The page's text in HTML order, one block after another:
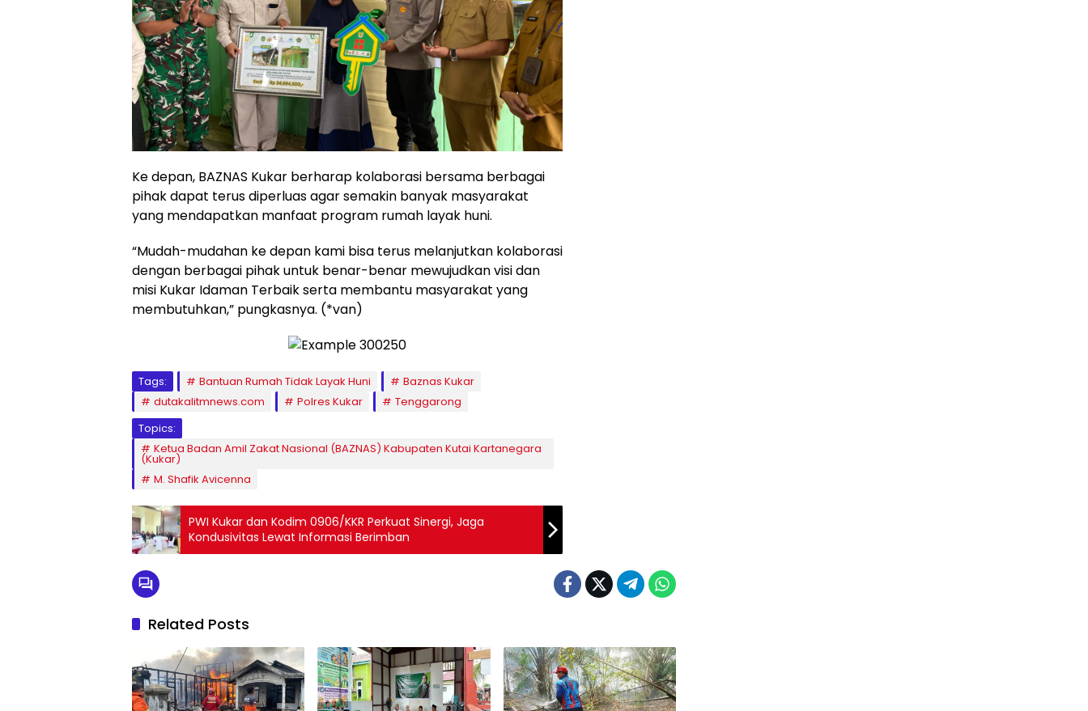
Ke depan, BAZNAS Kukar berharap kolaborasi bersama berbagai
pihak dapat terus diperluas agar semakin banyak masyarakat
yang mendapatkan manfaat program rumah layak huni.
“Mudah-mudahan ke depan kami bisa terus melanjutkan kolaborasi
dengan berbagai pihak untuk benar-benar mewujudkan visi dan
misi Kukar Idaman Terbaik serta membantu masyarakat yang
membutuhkan,” pungkasnya. (*van)
Tags: Bantuan Rumah Tidak Layak Huni
Baznas Kukar
dutakalitmnews.com
Polres Kukar
Tenggarong
Topics:
Ketua Badan Amil Zakat Nasional (BAZNAS) Kabupaten Kutai Kartanegara
(Kukar)
M. Shafik Avicenna
PWI Kukar dan Kodim 0906/KKR Perkuat Sinergi, Jaga
Kondusivitas Lewat Informasi Berimban
Related Posts